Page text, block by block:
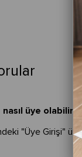
üye olabilirim?
"Üye Girişi"